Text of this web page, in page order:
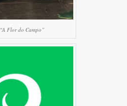
“A Flor do Campo”